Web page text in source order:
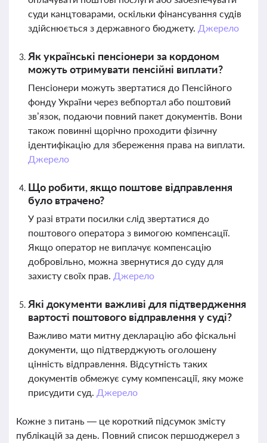
суди канцтоварами, оскільки фінансування судів
здійснюється з державного бюджету. Джерело
Як українські пенсіонери за кордоном
можуть отримувати пенсійні виплати?
Пенсіонери можуть звертатися до Пенсійного
фонду України через вебпортал або поштовий
зв’язок, подаючи повний пакет документів. Вони
також повинні щорічно проходити фізичну
ідентифікацію для збереження права на виплати.
Джерело
Що робити, якщо поштове відправлення
було втрачено?
У разі втрати посилки слід звертатися до
поштового оператора з вимогою компенсації.
Якщо оператор не виплачує компенсацію
добровільно, можна звернутися до суду для
захисту своїх прав. Джерело
Які документи важливі для підтвердження
вартості поштового відправлення у суді?
Важливо мати митну декларацію або фіскальні
документи, що підтверджують оголошену
цінність відправлення. Відсутність таких
документів обмежує суму компенсації, яку може
присудити суд. Джерело
Кожне з питань — це короткий підсумок змісту
публікацій за день. Повний список першоджерел з